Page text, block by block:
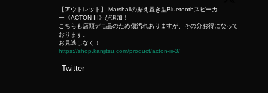
【アウトレット】 Marshallの据え置き型Bluetoothスピーカ
ー《ACTON III》が追加！
こちらも店頭デモ品のため傷汚れありますが、その分お得になって
おります。
お見逃しなく！
https://shop.kanjitsu.com/product/acton-iii-3/
Twitter